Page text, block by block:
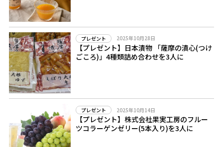
プレゼント 2025年10月28日
【プレゼント】日本漬物 「薩摩の漬心(つけ
ごころ)」4種類詰め合わせを3人に
プレゼント 2025年10月14日
【プレゼント】株式会社果実工房のフルー
ツコラーゲンゼリー(5本入り)を3人に